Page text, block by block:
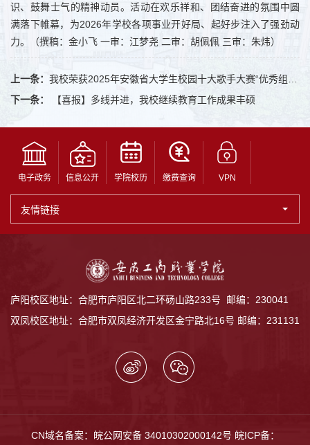
识、鼓舞士气的精神动员。活动在欢乐祥和、团结奋进的氛围中圆
满落下帷幕，为2026年学校各项事业开好局、起好步注入了强劲动
力。（撰稿：金小飞 一审：江梦尧 二审：胡佩佩 三审：朱炜）
上一条： 我校荣获2025年安徽省大学生校园十大歌手大赛“优秀组织奖”
下一条：
【喜报】多线并进，我校继续教育工作成果丰硕
电子政务 信息公开 学院校历 缴费查询 VPN
友情链接
庐阳校区地址：合肥市庐阳区北二环砀山路233号 邮编：230041
双凤校区地址：合肥市双凤经济开发区金宁路北16号 邮编：231131
CN域名备案：皖公网安备 34010302000142号 皖ICP备：